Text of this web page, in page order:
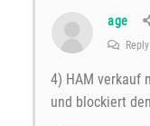
age
4) HAM verkauf
und blockiert